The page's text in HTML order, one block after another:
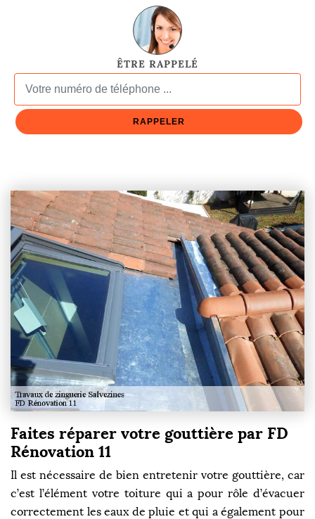
ÊTRE RAPPELÉ
Faites réparer votre gouttière par FD
Rénovation 11
Il est nécessaire de bien entretenir votre gouttière, car
c’est l’élément votre toiture qui a pour rôle d’évacuer
correctement les eaux de pluie et qui a également pour